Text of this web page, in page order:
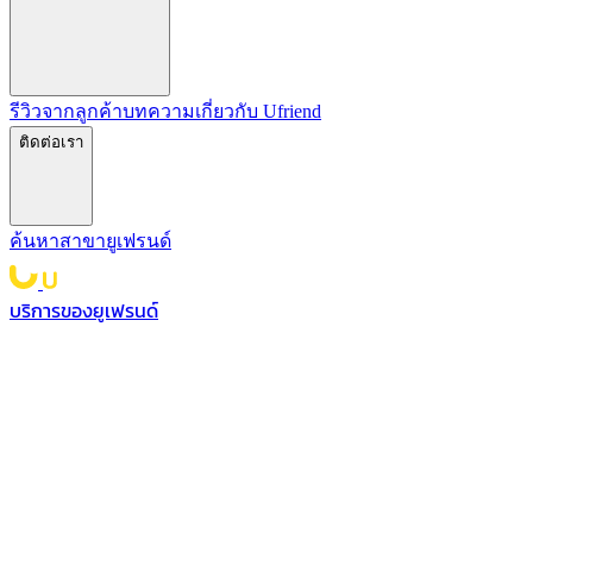
รีวิวจากลูกค้าบทความเกี่ยวกับ Ufriend
ติดต่อเรา
ค้นหาสาขายูเฟรนด์
บริการของยูเฟรนด์